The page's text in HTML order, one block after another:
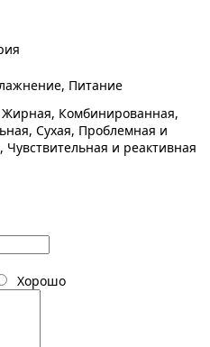
Питание
Жирная, Комбинированная,
Сухая, Проблемная и
Чувствительная и реактивная
Хорошо